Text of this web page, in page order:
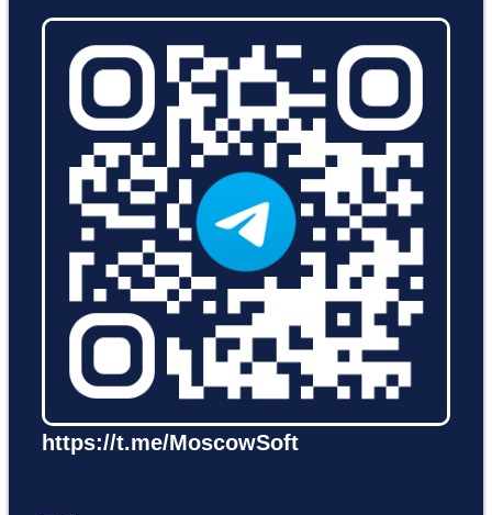
https://t.me/MoscowSoft